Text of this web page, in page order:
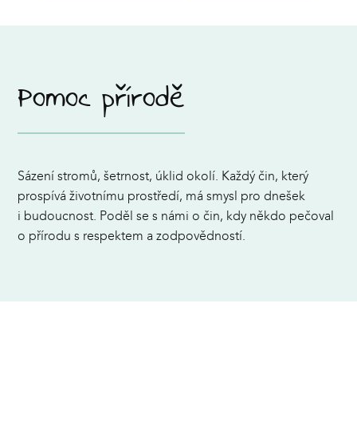
Pomoc přírodě
Sázení stromů, šetrnost, úklid okolí. Každý čin, který
prospívá životnímu prostředí, má smysl pro dnešek
i budoucnost. Poděl se s námi o čin, kdy někdo pečoval
o přírodu s respektem a zodpovědností.